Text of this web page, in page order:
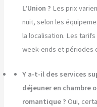
L’Union ? Les prix
nuit, selon les
la localisation. Les
week-ends et périodes
Y a-t-il des services
déjeuner en chambre
romantique ? Oui,